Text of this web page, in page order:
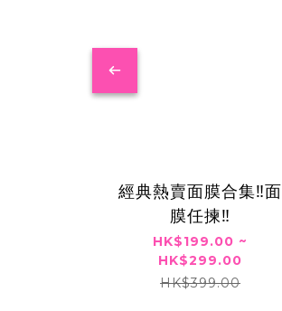
經典熱賣面膜合集‼️面
膜任揀‼️
HK$199.00 ~
HK$299.00
HK$399.00